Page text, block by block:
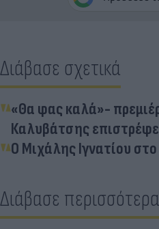
Διάβασε σχετικά
«Θα φας καλά»-
Καλυβάτσης
Ο Μιχάλης Ιγνατίου
Διάβασε περισσότερα